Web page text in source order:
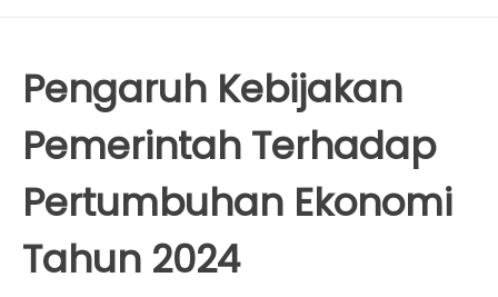
Pengaruh Kebijakan
Pemerintah Terhadap
Pertumbuhan Ekonomi
Tahun 2024